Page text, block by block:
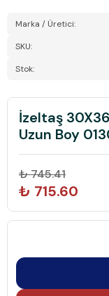
Marka / Üretici:
SKU:
Stok:
İzeltaş
Uzun Boy
₺ 745.41
₺ 715.60